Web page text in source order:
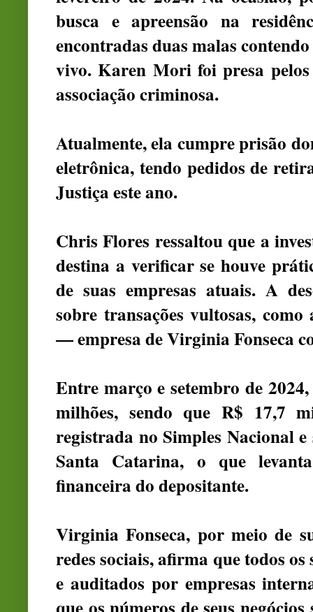
busca e apreensão na
encontradas duas malas
vivo. Karen Mori foi presa
associação criminosa.
Atualmente, ela cumpre prisão
eletrônica, tendo pedidos de
Justiça este ano.
Chris Flores ressaltou que a
destina a verificar se houve
de suas empresas atuais. A
sobre transações vultosas,
— empresa de Virginia Fonseca
Entre março e setembro de
milhões, sendo que R$ 17,7
registrada no Simples Nacional
Santa Catarina, o que
financeira do depositante.
Virginia Fonseca, por meio de
redes sociais, afirma que todos
e auditados por empresas